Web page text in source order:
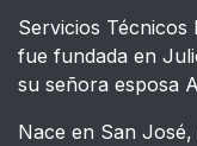
Servicios Técnicos
fue fundada en
su señora esposa
Nace en San